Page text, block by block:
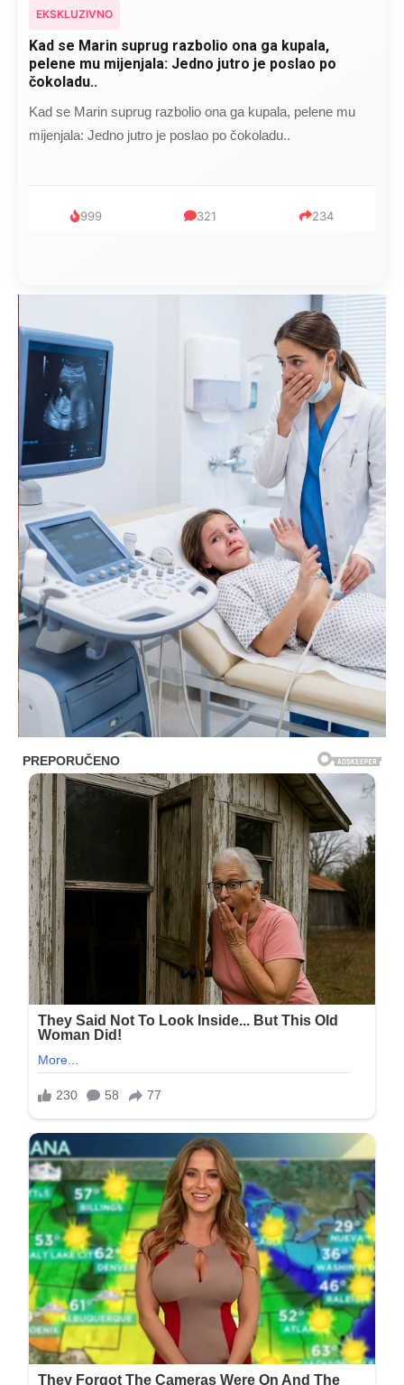
EKSKLUZIVNO
Kad se Marin suprug razbolio ona ga kupala,
pelene mu mijenjala: Jedno jutro je poslao po
čokoladu..
Kad se Marin suprug razbolio ona ga kupala, pelene mu
mijenjala: Jedno jutro je poslao po čokoladu..
999 321 234